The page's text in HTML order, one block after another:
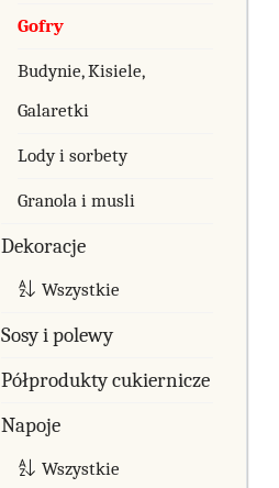
Gofry
Budynie, Kisiele,
Galaretki
Lody i sorbety
Granola i musli
Dekoracje
Wszystkie
Sosy i polewy
Półprodukty cukiernicze
Napoje
Wszystkie